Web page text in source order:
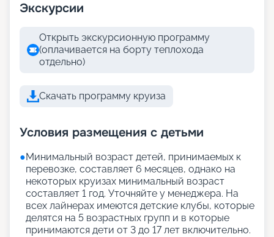
Экскурсии
Открыть экскурсионную программу
(оплачивается на борту теплохода
отдельно)
Скачать программу круиза
Условия размещения с детьми
●Минимальный возраст детей, принимаемых к
перевозке, составляет 6 месяцев, однако на
некоторых круизах минимальный возраст
составляет 1 год. Уточняйте у менеджера. На
всех лайнерах имеются детские клубы, которые
делятся на 5 возрастных групп и в которые
принимаются дети от 3 до 17 лет включительно.